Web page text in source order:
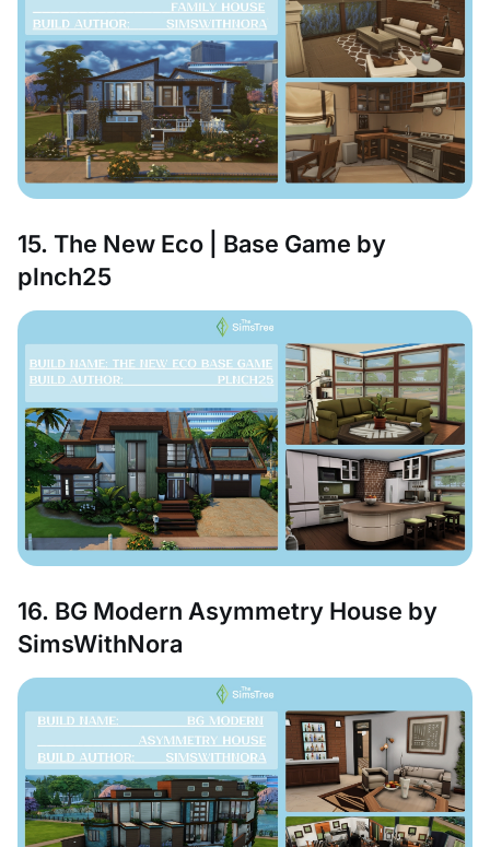
15. The New Eco | Base Game by
plnch25
16. BG Modern Asymmetry House by
SimsWithNora